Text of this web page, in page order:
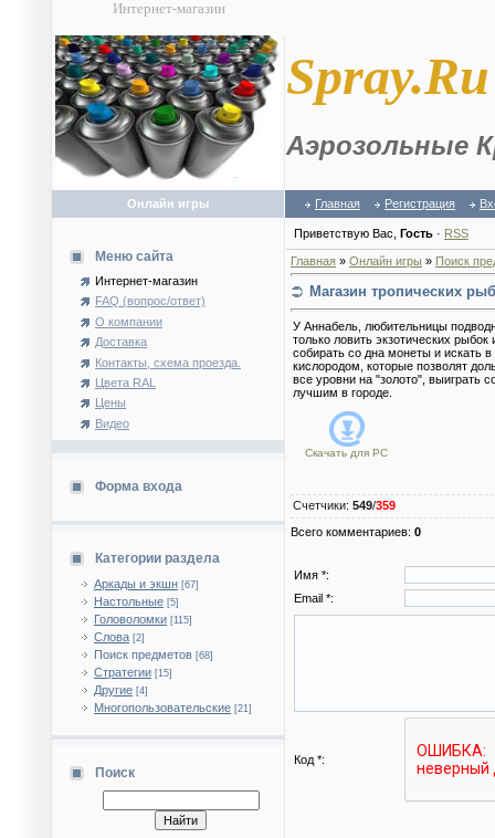
Интернет-магазин
Spray.Ru
Аэрозольные
Онлайн игры Главная Регистрация
Меню сайта
Интернет-магазин
FAQ (вопрос/ответ)
О компании
Доставка
Контакты, схема проезда.
Цвета RAL
Цены
Видео
Форма входа
Категории раздела
Аркады и экшн [67]
Настольные [5]
Головоломки [115]
Слова [2]
Поиск предметов [68]
Стратегии [15]
Другие [4]
Многопользовательские [21]
Поиск
Приветствую Вас Гость · RSS
Главная » Онлайн игры » Поиск
Магазин тропических
У Аннабель, любительницы
только ловить экзотических
собирать со дна монеты и искать
кислородом, которые позволят
все уровни на "золото", выиграть
лучшим в городе.
Скачать для PC
Счетчики: 549/359
Всего комментариев: 0
Имя *:
Email *:
Код *: